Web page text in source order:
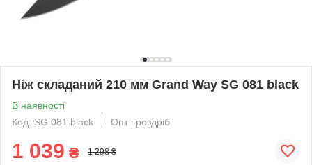
Ніж складаний 210 мм Grand Way SG 081 black
В наявності
Код: SG 081 black
Опт і роздріб
1 039 ₴ 1 298 ₴